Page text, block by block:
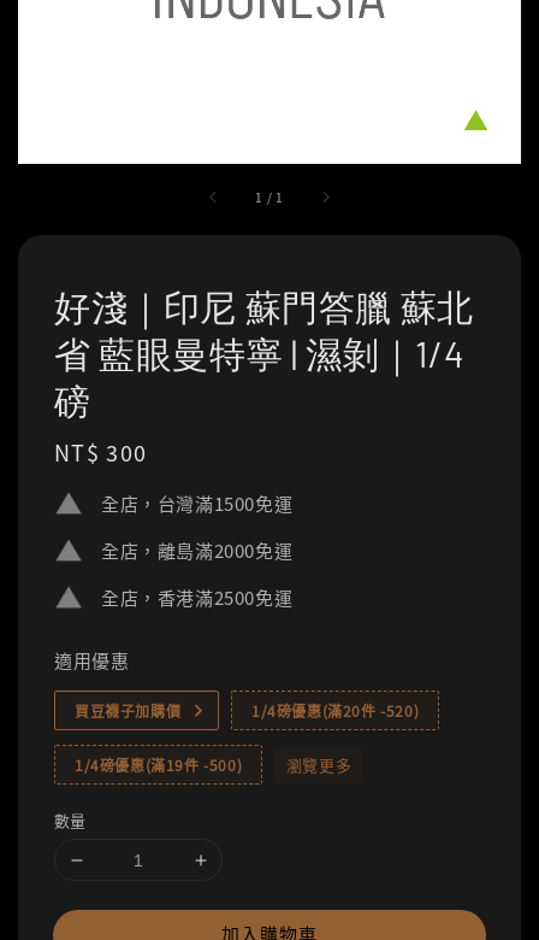
1 / 1
好淺｜印尼 蘇門答臘 蘇北
省 藍眼曼特寧 | 濕剝｜1/4
磅
Regular
NT$ 300
全店，台灣滿1500免運
全店，離島滿2000免運
全店，香港滿2500免運
適用優惠
買豆襪子加購價 1/4磅優惠(滿20件 -520)
1/4磅優惠(滿19件 -500) 瀏覽更多
數量
加入購物車